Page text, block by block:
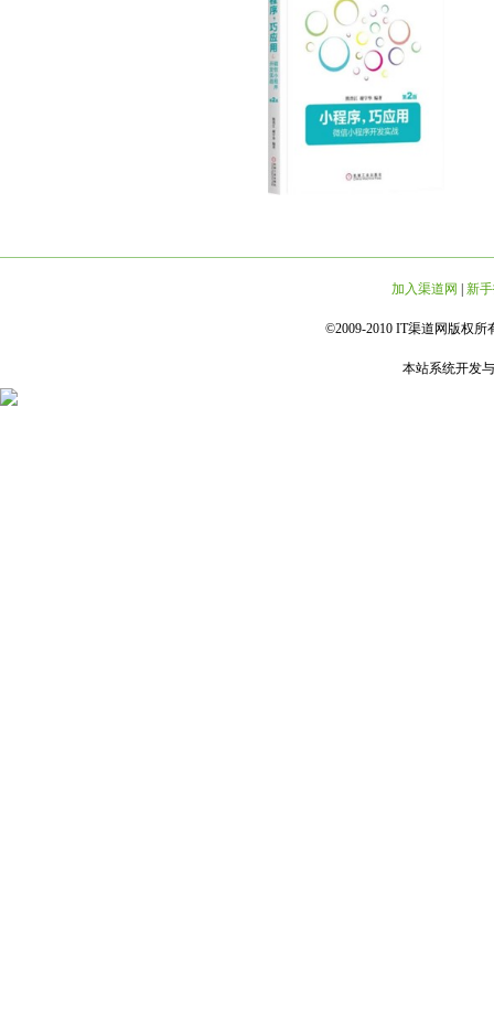
加入渠道网 新
©2009-2010 IT渠道网版权所
本站系统开发